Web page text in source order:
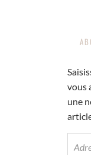
vous
une